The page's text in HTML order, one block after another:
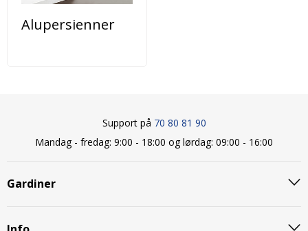
Alupersienner
Support på 70 80 81 90
Mandag - fredag: 9:00 - 18:00 og lørdag: 09:00 - 16:00
Gardiner